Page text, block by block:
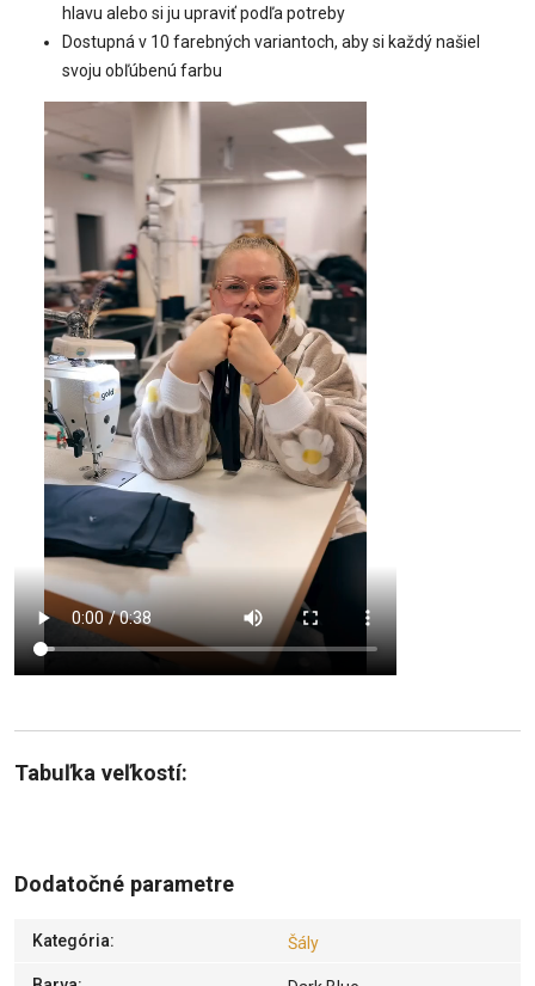
hlavu alebo si ju upraviť podľa potreby
Dostupná v 10 farebných variantoch, aby si každý našiel
svoju obľúbenú farbu
Tabuľka veľkostí:
Dodatočné parametre
Kategória: Šály